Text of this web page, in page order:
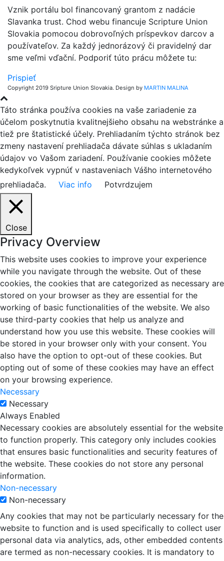
Vznik portálu bol financovaný grantom z nadácie
Slavanka trust. Chod webu financuje Scripture Union
Slovakia pomocou dobrovoľných príspevkov darcov a
používateľov. Za každý jednorázový či pravidelný dar
sme veľmi vďační. Podporiť túto prácu môžete tu:
Prispieť
Copyright 2019 Sripture Union Slovakia. Design by MARTIN MALINA
Táto stránka používa cookies na vaše zariadenie za
účelom poskytnutia kvalitnejšieho obsahu na webstránke a
tiež pre štatistické účely. Prehliadaním týchto stránok bez
zmeny nastavení prehliadača dávate súhlas s ukladaním
údajov vo Vašom zariadení. Používanie cookies môžete
kedykoľvek vypnúť v nastaveniach Vášho internetového
prehliadača.
Viac info Potvrdzujem
Close
Privacy Overview
This website uses cookies to improve your experience
while you navigate through the website. Out of these
cookies, the cookies that are categorized as necessary are
stored on your browser as they are essential for the
working of basic functionalities of the website. We also
use third-party cookies that help us analyze and
understand how you use this website. These cookies will
be stored in your browser only with your consent. You
also have the option to opt-out of these cookies. But
opting out of some of these cookies may have an effect
on your browsing experience.
Necessary
Necessary
Always Enabled
Necessary cookies are absolutely essential for the website
to function properly. This category only includes cookies
that ensures basic functionalities and security features of
the website. These cookies do not store any personal
information.
Non-necessary
Non-necessary
Any cookies that may not be particularly necessary for the
website to function and is used specifically to collect user
personal data via analytics, ads, other embedded contents
are termed as non-necessary cookies. It is mandatory to